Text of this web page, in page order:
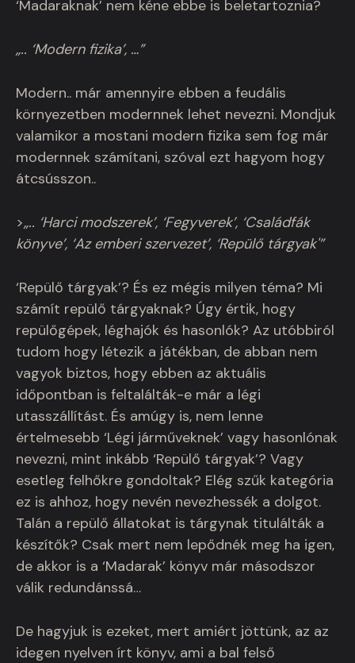
‘Madaraknak’ nem kéne ebbe is beletartoznia?
„.. ‘Modern fizika’, …”
Modern.. már amennyire ebben a feudális
környezetben modernnek lehet nevezni. Mondjuk
valamikor a mostani modern fizika sem fog már
modernnek számítani, szóval ezt hagyom hogy
átcsússzon..
>„.. ‘Harci modszerek’, ‘Fegyverek’, ‘Családfák
könyve’, ‘Az emberi szervezet’, ‘Repülő tárgyak'”
‘Repülő tárgyak’? És ez mégis milyen téma? Mi
számít repülő tárgyaknak? Úgy értik, hogy
repülőgépek, léghajók és hasonlók? Az utóbbiról
tudom hogy létezik a játékban, de abban nem
vagyok biztos, hogy ebben az aktuális
időpontban is feltalálták-e már a légi
utasszállítást. És amúgy is, nem lenne
értelmesebb ‘Légi járműveknek’ vagy hasonlónak
nevezni, mint inkább ‘Repülő tárgyak’? Vagy
esetleg felhőkre gondoltak? Elég szűk kategória
ez is ahhoz, hogy nevén nevezhessék a dolgot.
Talán a repülő állatokat is tárgynak titulálták a
készítők? Csak mert nem lepődnék meg ha igen,
de akkor is a ‘Madarak’ könyv már másodszor
válik redundánssá…
De hagyjuk is ezeket, mert amiért jöttünk, az az
idegen nyelven írt könyv, ami a bal felső